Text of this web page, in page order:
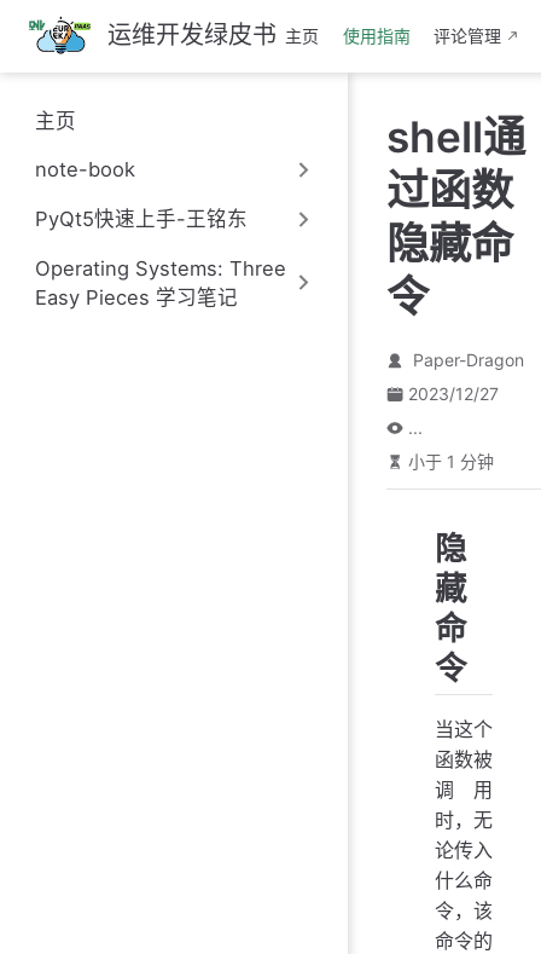
跳
至
主
要
內
运维开发绿皮书 主页 使用指南 评论管理
主页
note-book
PyQt5快速上手-王铭东
Operating Systems: Three
Easy Pieces 学习笔记
shell通
过函数
隐藏命
令
Paper-Dragon
2023/12/27
...
小于 1 分钟
隐
藏
命
令
当这个
函数被
调用
时，无
论传入
什么命
令，该
命令的